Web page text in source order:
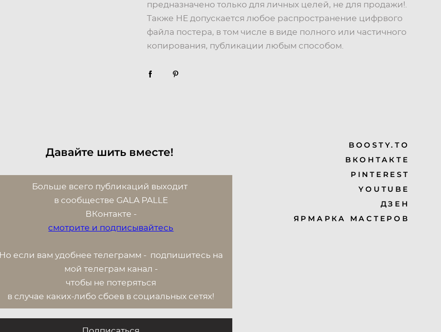
предназначено только для личных целей, не для продажи!.
Также НЕ допускается любое распространение цифрвого
файла постера, в том числе в виде полного или частичного
копирования, публикации любым способом.
Давайте шить вместе!
Больше всего публикаций выходит
в сообществе GALA PALLE
ВКонтакте -
смотрите и подписывайтесь
Но если вам удобнее телеграмм - подпишитесь на
мой телеграм канал -
чтобы не потеряться
в случае каких-либо сбоев в социальных сетях!
BOOSTY.TO
BКОНТАКТЕ
PINTEREST
YOUTUBE
ДЗЕН
ЯРМАРКА МАСТЕРОВ